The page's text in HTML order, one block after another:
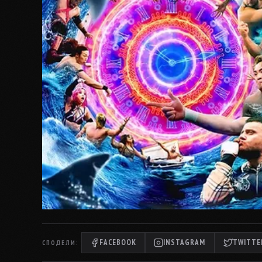
СПОДЕЛИ: FACEBOOK INSTAGRAM